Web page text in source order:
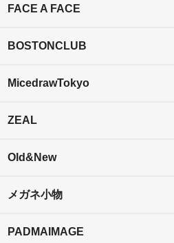
FACE A FACE
BOSTONCLUB
MicedrawTokyo
ZEAL
Old&New
メガネ小物
PADMAIMAGE